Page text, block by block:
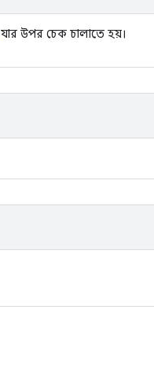
যার উপর চেক চালাতে হয়।